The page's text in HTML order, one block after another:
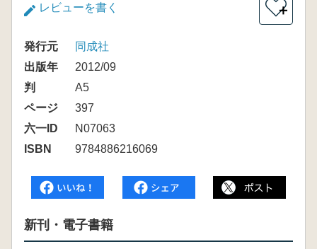
レビューを書く ＋
発行元
同成社
出版年
2012/09
判
A5
ページ
397
六一ID
N07063
ISBN
9784886216069
新刊・電子書籍